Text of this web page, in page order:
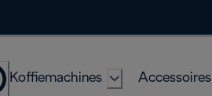
Koffiemachines Accessoires